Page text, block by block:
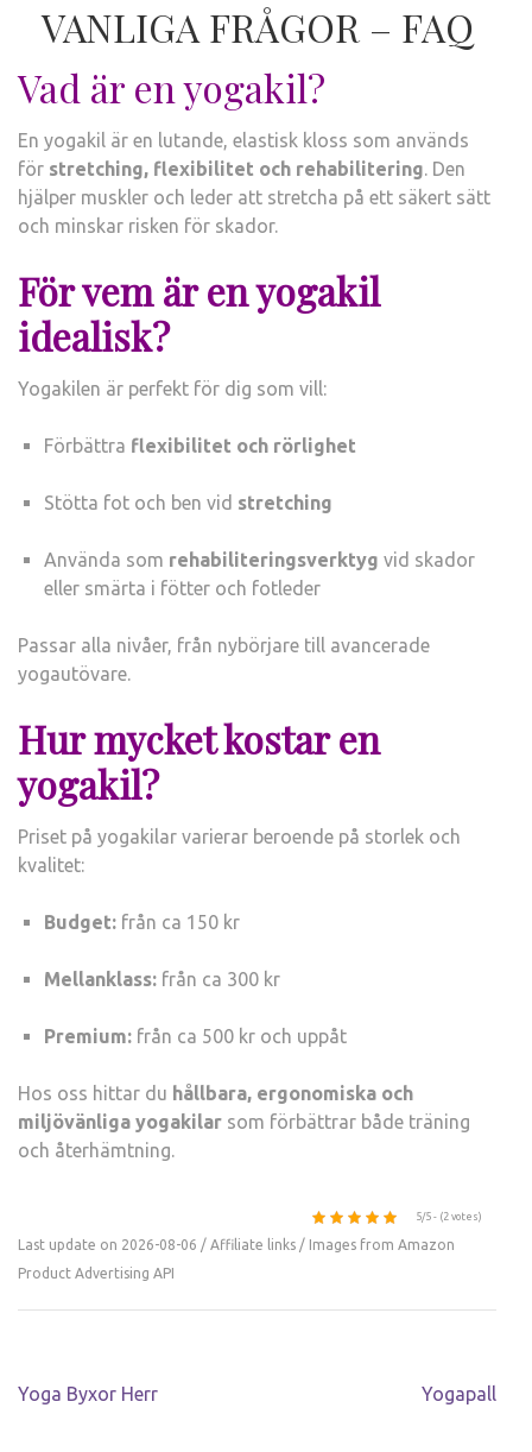
VANLIGA FRÅGOR – FAQ
Vad är en yogakil?
En yogakil är en lutande, elastisk kloss som används
för stretching, flexibilitet och rehabilitering. Den
hjälper muskler och leder att stretcha på ett säkert sätt
och minskar risken för skador.
För vem är en yogakil
idealisk?
Yogakilen är perfekt för dig som vill:
Förbättra flexibilitet och rörlighet
Stötta fot och ben vid stretching
Använda som rehabiliteringsverktyg vid skador
eller smärta i fötter och fotleder
Passar alla nivåer, från nybörjare till avancerade
yogautövare.
Hur mycket kostar en
yogakil?
Priset på yogakilar varierar beroende på storlek och
kvalitet:
Budget: från ca 150 kr
Mellanklass: från ca 300 kr
Premium: från ca 500 kr och uppåt
Hos oss hittar du hållbara, ergonomiska och
miljövänliga yogakilar som förbättrar både träning
och återhämtning.
5/5 - (2 votes)
Last update on 2026-08-06 / Affiliate links / Images from Amazon
Product Advertising API
Inläggsnavigering
Yoga Byxor Herr Yogapall